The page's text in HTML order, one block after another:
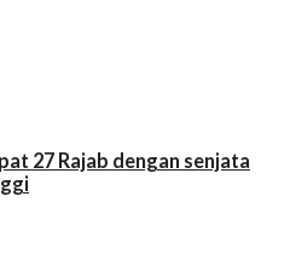
27 Rajab dengan senjata